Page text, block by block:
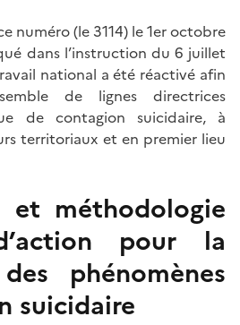
numéro (le 3114) le 1er octobre
dans l’instruction du 6 juillet
national a été réactivé afin
de lignes directrices
de contagion suicidaire, à
territoriaux et en premier lieu
et méthodologie
pour la
phénomènes
suicidaire